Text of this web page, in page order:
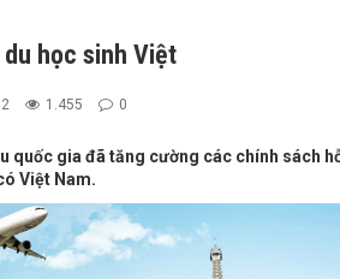
học sinh Việt
1.455 0
quốc gia đã tăng cường các chính sách
Việt Nam.